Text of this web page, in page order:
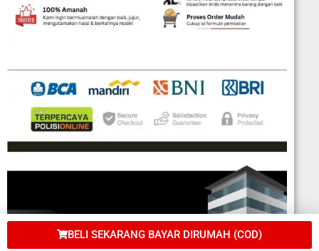
BELI SEKARANG BAYAR DIRUMAH (COD)